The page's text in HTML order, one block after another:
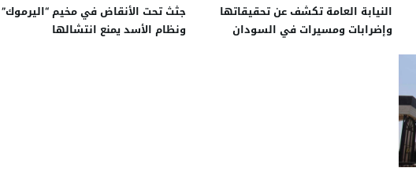
النيابة العامة تكشف عن تحقيقاتها
وإضرابات ومسيرات في السودان
جثث تحت الأنقاض في مخيم “اليرموك”
ونظام الأسد يمنع انتشالها